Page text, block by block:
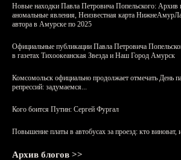
Новые находки Павла Петровича Попельского: Архив
аномальные явления, Неизвестная карта
автора в Амурске по 2025
Официальные публикации Павла Петровича
в газетах Тихоокеанская Звезда и Наш Город Амурск
Комсомольск официально продолжает отмечать День
репрессий: задумаемся...
Кого боится Путин: Сергей Фургал
Повышение платы в автобусах за проезд: кто виноват,
Архив блогов >>